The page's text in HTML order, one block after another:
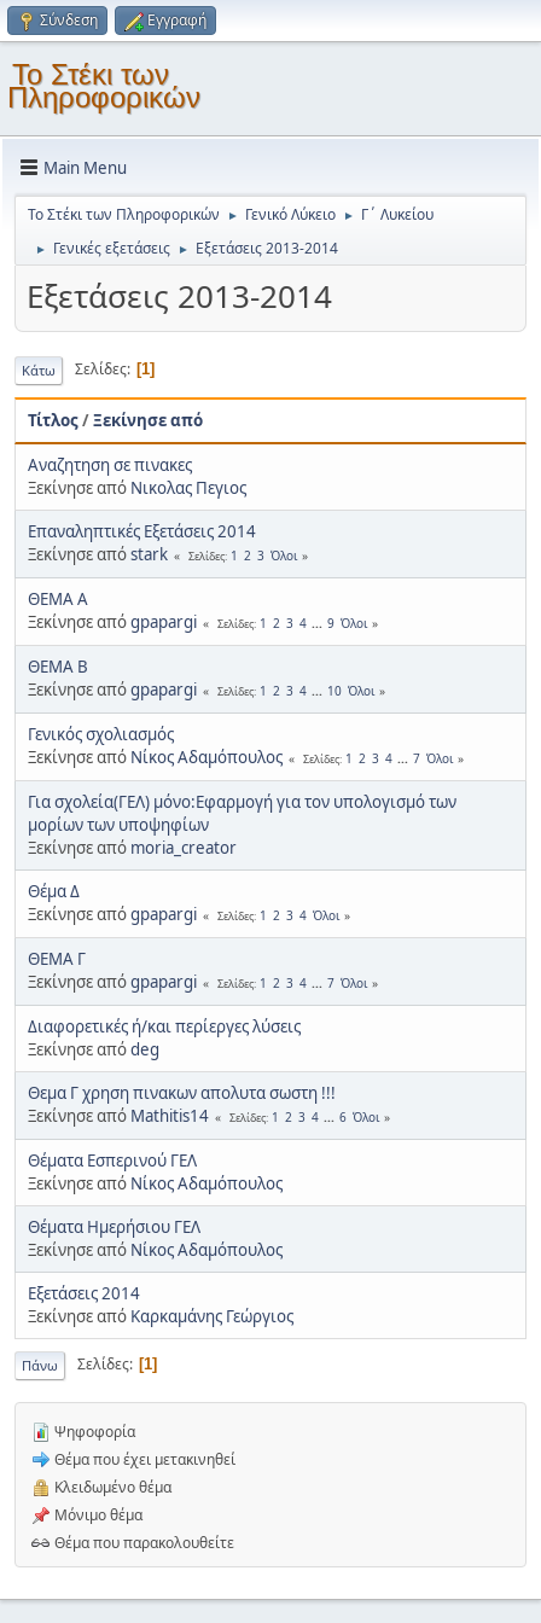
Σύνδεση Εγγραφή
Το Στέκι των
Πληροφορικών
Main Menu
Το Στέκι των Πληροφορικών ► Γενικό Λύκειο ► Γ΄ Λυκείου
► Γενικές εξετάσεις ► Εξετάσεις 2013-2014
Εξετάσεις 2013-2014
Κάτω Σελίδες 1
Τίτλος/Ξεκίνησε από
Αναζητηση σε πινακες
Ξεκίνησε από Νικολας Πεγιος
Επαναληπτικές Εξετάσεις 2014
Ξεκίνησε απόstark Σελίδες 1 2 3 Όλοι
ΘΕΜΑ Α
Ξεκίνησε απόgpapargi Σελίδες 1 2 3 4 ... 9 Όλοι
ΘΕΜΑ Β
Ξεκίνησε απόgpapargi Σελίδες 1 2 3 4 ... 10 Όλοι
Γενικός σχολιασμός
Ξεκίνησε από Νίκος Αδαμόπουλος Σελίδες 1 2 3 4 ... 7 Όλοι
Για σχολεία(ΓΕΛ) μόνο:Εφαρμογή για τον υπολογισμό των
μορίων των υποψηφίων
Ξεκίνησε από moria_creator
Θέμα Δ
Ξεκίνησε απόgpapargi Σελίδες 1 2 3 4 Όλοι
ΘΕΜΑ Γ
Ξεκίνησε απόgpapargi Σελίδες 1 2 3 4 ... 7 Όλοι
Διαφορετικές ή/και περίεργες λύσεις
Ξεκίνησε απόdeg
Θεμα Γ χρηση πινακων απολυτα σωστη !!!
Ξεκίνησε από Mathitis14 Σελίδες 1 2 3 4 ... 6 Όλοι
Θέματα Εσπερινού ΓΕΛ
Ξεκίνησε από Νίκος Αδαμόπουλος
Θέματα Ημερήσιου ΓΕΛ
Ξεκίνησε από Νίκος Αδαμόπουλος
Εξετάσεις 2014
Ξεκίνησε από Καρκαμάνης Γεώργιος
Πάνω Σελίδες 1
Ψηφοφορία
Θέμα που έχει μετακινηθεί
Κλειδωμένο θέμα
Μόνιμο θέμα
Θέμα που παρακολουθείτε